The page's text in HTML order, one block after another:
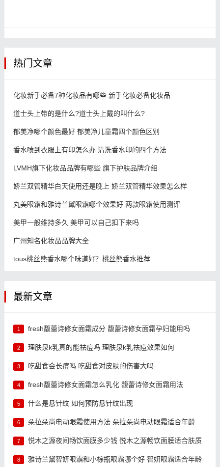
热门文章
化妆新手必备7种化妆品有哪些 新手化妆必备化妆品
道士头上带的是什么?道士头上戴的叫什么?
郁美净哪个颜色最好 郁美净儿童霜四个颜色区别
香水喷到衣服上有印怎么办 清洗香水印的四个方法
LVMH旗下化妆品品牌有哪些 旗下护肤品牌介绍
娇兰双管精华白天使用还是晚上 娇兰双管精华效果怎么样
丸美眼霜和雅诗兰黛眼霜哪个效果好 两款眼霜使用测评
美甲一般维持多久 美甲可以自己扣下来吗
广州知名化妆品品牌大全
tous桃丝熊香水哪个味道好？桃丝熊香水推荐
最新文章
1 fresh馥蕾诗修女面霜成分 馥蕾诗修女面霜孕妇能用吗
2 理肤泉k乳真的能祛痘吗 理肤泉k乳祛痘效果如何
3 吃甜食会长痘吗 吃甜食对皮肤的伤害大吗
4 fresh馥蕾诗修女面霜怎么乳化 馥蕾诗修女面霜用法
5 什么是悬针纹 如何预防悬针纹出现
6 朵拉朵尚电动眼霜使用方法 朵拉朵尚电动眼霜适合年龄
7 悦木之源夜间畅饮面膜多少钱 悦木之源畅饮面膜适合肤质
8 雅诗兰黛智妍眼霜和小棕瓶眼霜哪个好 智妍眼霜适合年龄